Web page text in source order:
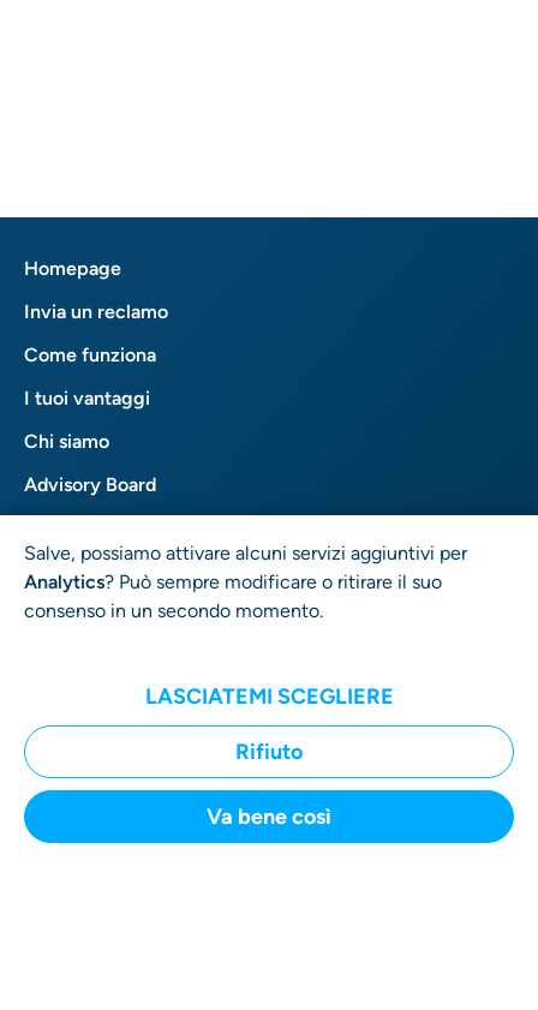
Homepage
Invia un reclamo
Come funziona
I tuoi vantaggi
Chi siamo
Advisory Board
Rapporto sulla Trasparenza
Termini e condizioni
Salve, possiamo attivare alcuni servizi aggiuntivi per
Analytics? Può sempre modificare o ritirare il suo
consenso in un secondo momento.
LASCIATEMI SCEGLIERE
Rifiuto
Va bene così